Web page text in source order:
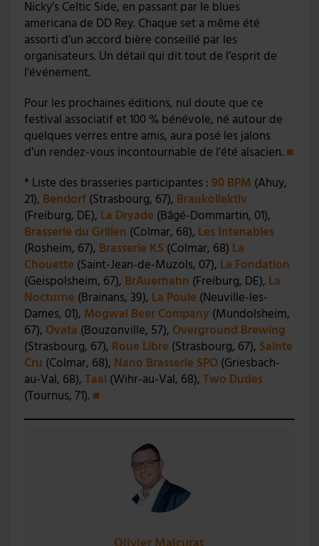
Nicky’s Celtic Side, en passant par le blues
americana de DD Rey. Chaque set a même été
assorti d’un accord bière conseillé par les
organisateurs. Un détail qui dit tout de l’esprit de
l’événement.
Pour les prochaines éditions, nul doute que ce
festival associatif et 100 % bénévole, né autour de
quelques verres entre amis, aura posé les jalons
d’un rendez-vous incontournable de l’été alsacien. ■
* Liste des brasseries participantes : 90 BPM (Ahuy,
21), Bendorf(Strasbourg, 67), Braukollektiv
(Freiburg, DE), La Dryade (Bâgé-Dommartin, 01),
Brasserie du Grillen (Colmar, 68), Les Intenables
(Rosheim, 67), Brasserie KS (Colmar, 68) La
Chouette (Saint-Jean-de-Muzols, 07), La Fondation
(Geispolsheim, 67), BrAuerhahn (Freiburg, DE), La
Nocturne (Brainans, 39), La Poule (Neuville-les-
Dames, 01), Mogwai Beer Company(Mundolsheim,
67), Ovata (Bouzonville, 57), Overground Brewing
(Strasbourg, 67), Roue Libre (Strasbourg, 67), Sainte
Cru (Colmar, 68), Nano Brasserie SPO(Griesbach-
au-Val, 68), Taal (Wihr-au-Val, 68), Two Dudes
(Tournus, 71). ■